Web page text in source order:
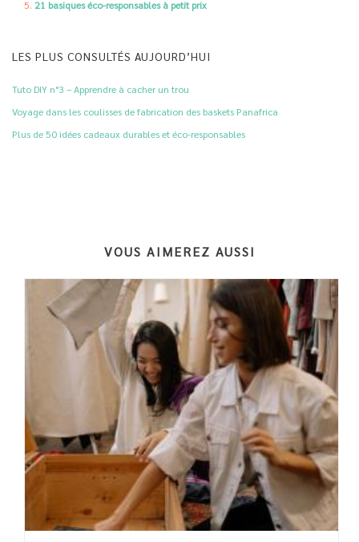
21 basiques éco-responsables à petit prix
LES PLUS CONSULTÉS AUJOURD’HUI
Tuto DIY n°3 – Apprendre à cacher un trou
Voyage dans les coulisses de fabrication des baskets Panafrica
Plus de 50 idées cadeaux durables et éco-responsables
VOUS AIMEREZ AUSSI